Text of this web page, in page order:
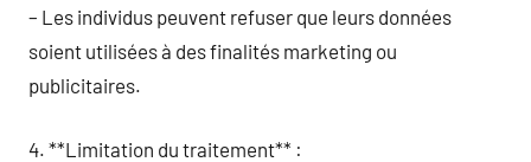
– Les individus peuvent refuser que leurs données
soient utilisées à des finalités marketing ou
publicitaires.
4. **Limitation du traitement** :